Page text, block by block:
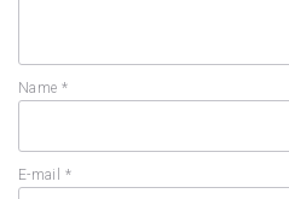
Name *
E-mail *